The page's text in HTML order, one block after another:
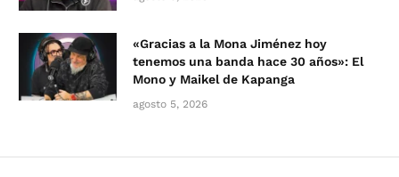
«Gracias a la Mona Jiménez hoy
tenemos una banda hace 30 años»: El
Mono y Maikel de Kapanga
agosto 5, 2026